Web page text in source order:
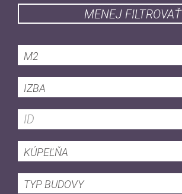
MENEJ FILTROVAŤ
M2
IZBA
KÚPEĽŇA
TYP BUDOVY